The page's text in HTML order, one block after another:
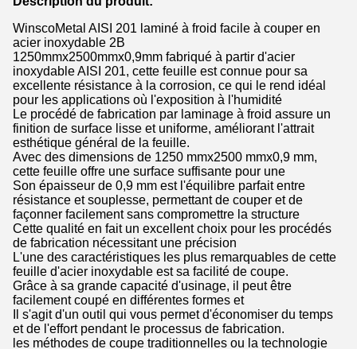
WinscoMetal AISI 201 laminé à froid facile à couper en
acier inoxydable 2B
1250mmx2500mmx0,9mm fabriqué à partir d'acier
inoxydable AISI 201, cette feuille est connue pour sa
excellente résistance à la corrosion, ce qui le rend idéal
pour les applications où l'exposition à l'humidité
Le procédé de fabrication par laminage à froid assure un
finition de surface lisse et uniforme, améliorant l'attrait
esthétique général de la feuille.
Avec des dimensions de 1250 mmx2500 mmx0,9 mm,
cette feuille offre une surface suffisante pour une
Son épaisseur de 0,9 mm est l'équilibre parfait entre
résistance et souplesse, permettant de couper et de
façonner facilement sans compromettre la structure
Cette qualité en fait un excellent choix pour les procédés
de fabrication nécessitant une précision
L'une des caractéristiques les plus remarquables de cette
feuille d'acier inoxydable est sa facilité de coupe.
Grâce à sa grande capacité d'usinage, il peut être
facilement coupé en différentes formes et
Il s'agit d'un outil qui vous permet d'économiser du temps
et de l'effort pendant le processus de fabrication.
les méthodes de coupe traditionnelles ou la technologie